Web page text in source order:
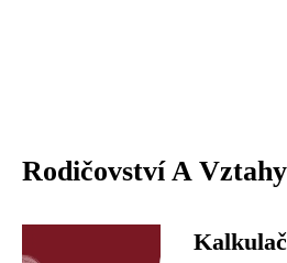
Rodičovství A Vztahy